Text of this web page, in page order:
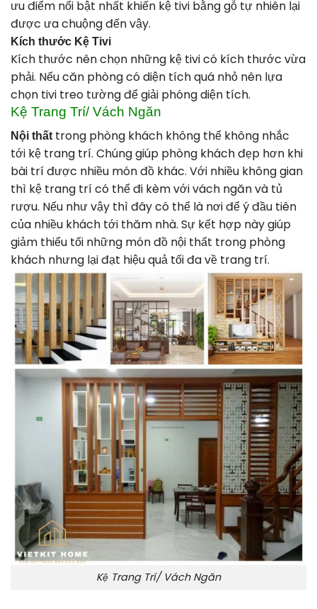
ưu điểm nổi bật nhất khiến kệ tivi bằng gỗ tự nhiên lại
được ưa chuộng đến vậy.
Kích thước Kệ Tivi
Kích thước nên chọn những kệ tivi có kích thước vừa
phải. Nếu căn phòng có diện tích quá nhỏ nên lựa
chọn tivi treo tường để giải phóng diện tích.
Kệ Trang Trí/ Vách Ngăn
Nội thấttrong phòng khách không thể không nhắc
tới kệ trang trí. Chúng giúp phòng khách đẹp hơn khi
bài trí được nhiều món đồ khác. Với nhiều không gian
thì kệ trang trí có thể đi kèm với vách ngăn và tủ
rượu. Nếu như vậy thì đây có thể là nơi để ý đầu tiên
của nhiều khách tới thăm nhà. Sự kết hợp này giúp
giảm thiểu tối những món đồ nội thất trong phòng
khách nhưng lại đạt hiệu quả tối đa về trang trí.
Kệ Trang Trí/ Vách Ngăn